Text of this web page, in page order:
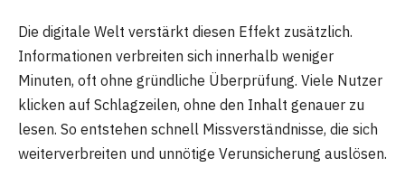
Die digitale Welt verstärkt diesen Effekt zusätzlich.
Informationen verbreiten sich innerhalb weniger
Minuten, oft ohne gründliche Überprüfung. Viele Nutzer
klicken auf Schlagzeilen, ohne den Inhalt genauer zu
lesen. So entstehen schnell Missverständnisse, die sich
weiterverbreiten und unnötige Verunsicherung auslösen.